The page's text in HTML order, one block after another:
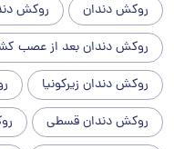
روکش دندان
روکش
روکش دندان بعد از عصب
روکش دندان زیرکونیا
روکش دندان قسطی